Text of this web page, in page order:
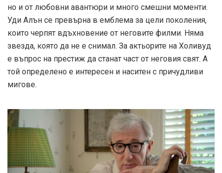
но и от любовни авантюри и много смешни моменти.
Уди Алън се превърна в емблема за цели поколения,
които черпят вдъхновение от неговите филми. Няма
звезда, която да не е снимал. За актьорите на Холивуд
е въпрос на престиж да станат част от неговия свят. А
той определено е интересен и наситен с причудливи
мигове.